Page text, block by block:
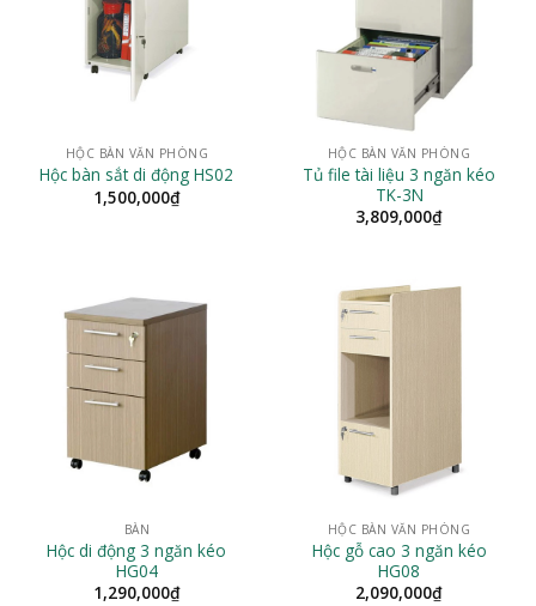
HỘC BÀN VĂN PHÒNG
Hộc bàn sắt di động HS02
1,500,000₫
HỘC BÀN VĂN PHÒNG
Tủ file tài liệu 3 ngăn kéo
TK-3N
3,809,000₫
BÀN
Hộc di động 3 ngăn kéo
HG04
1,290,000₫
HỘC BÀN VĂN PHÒNG
Hộc gỗ cao 3 ngăn kéo
HG08
2,090,000₫